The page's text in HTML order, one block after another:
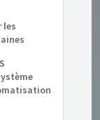
les